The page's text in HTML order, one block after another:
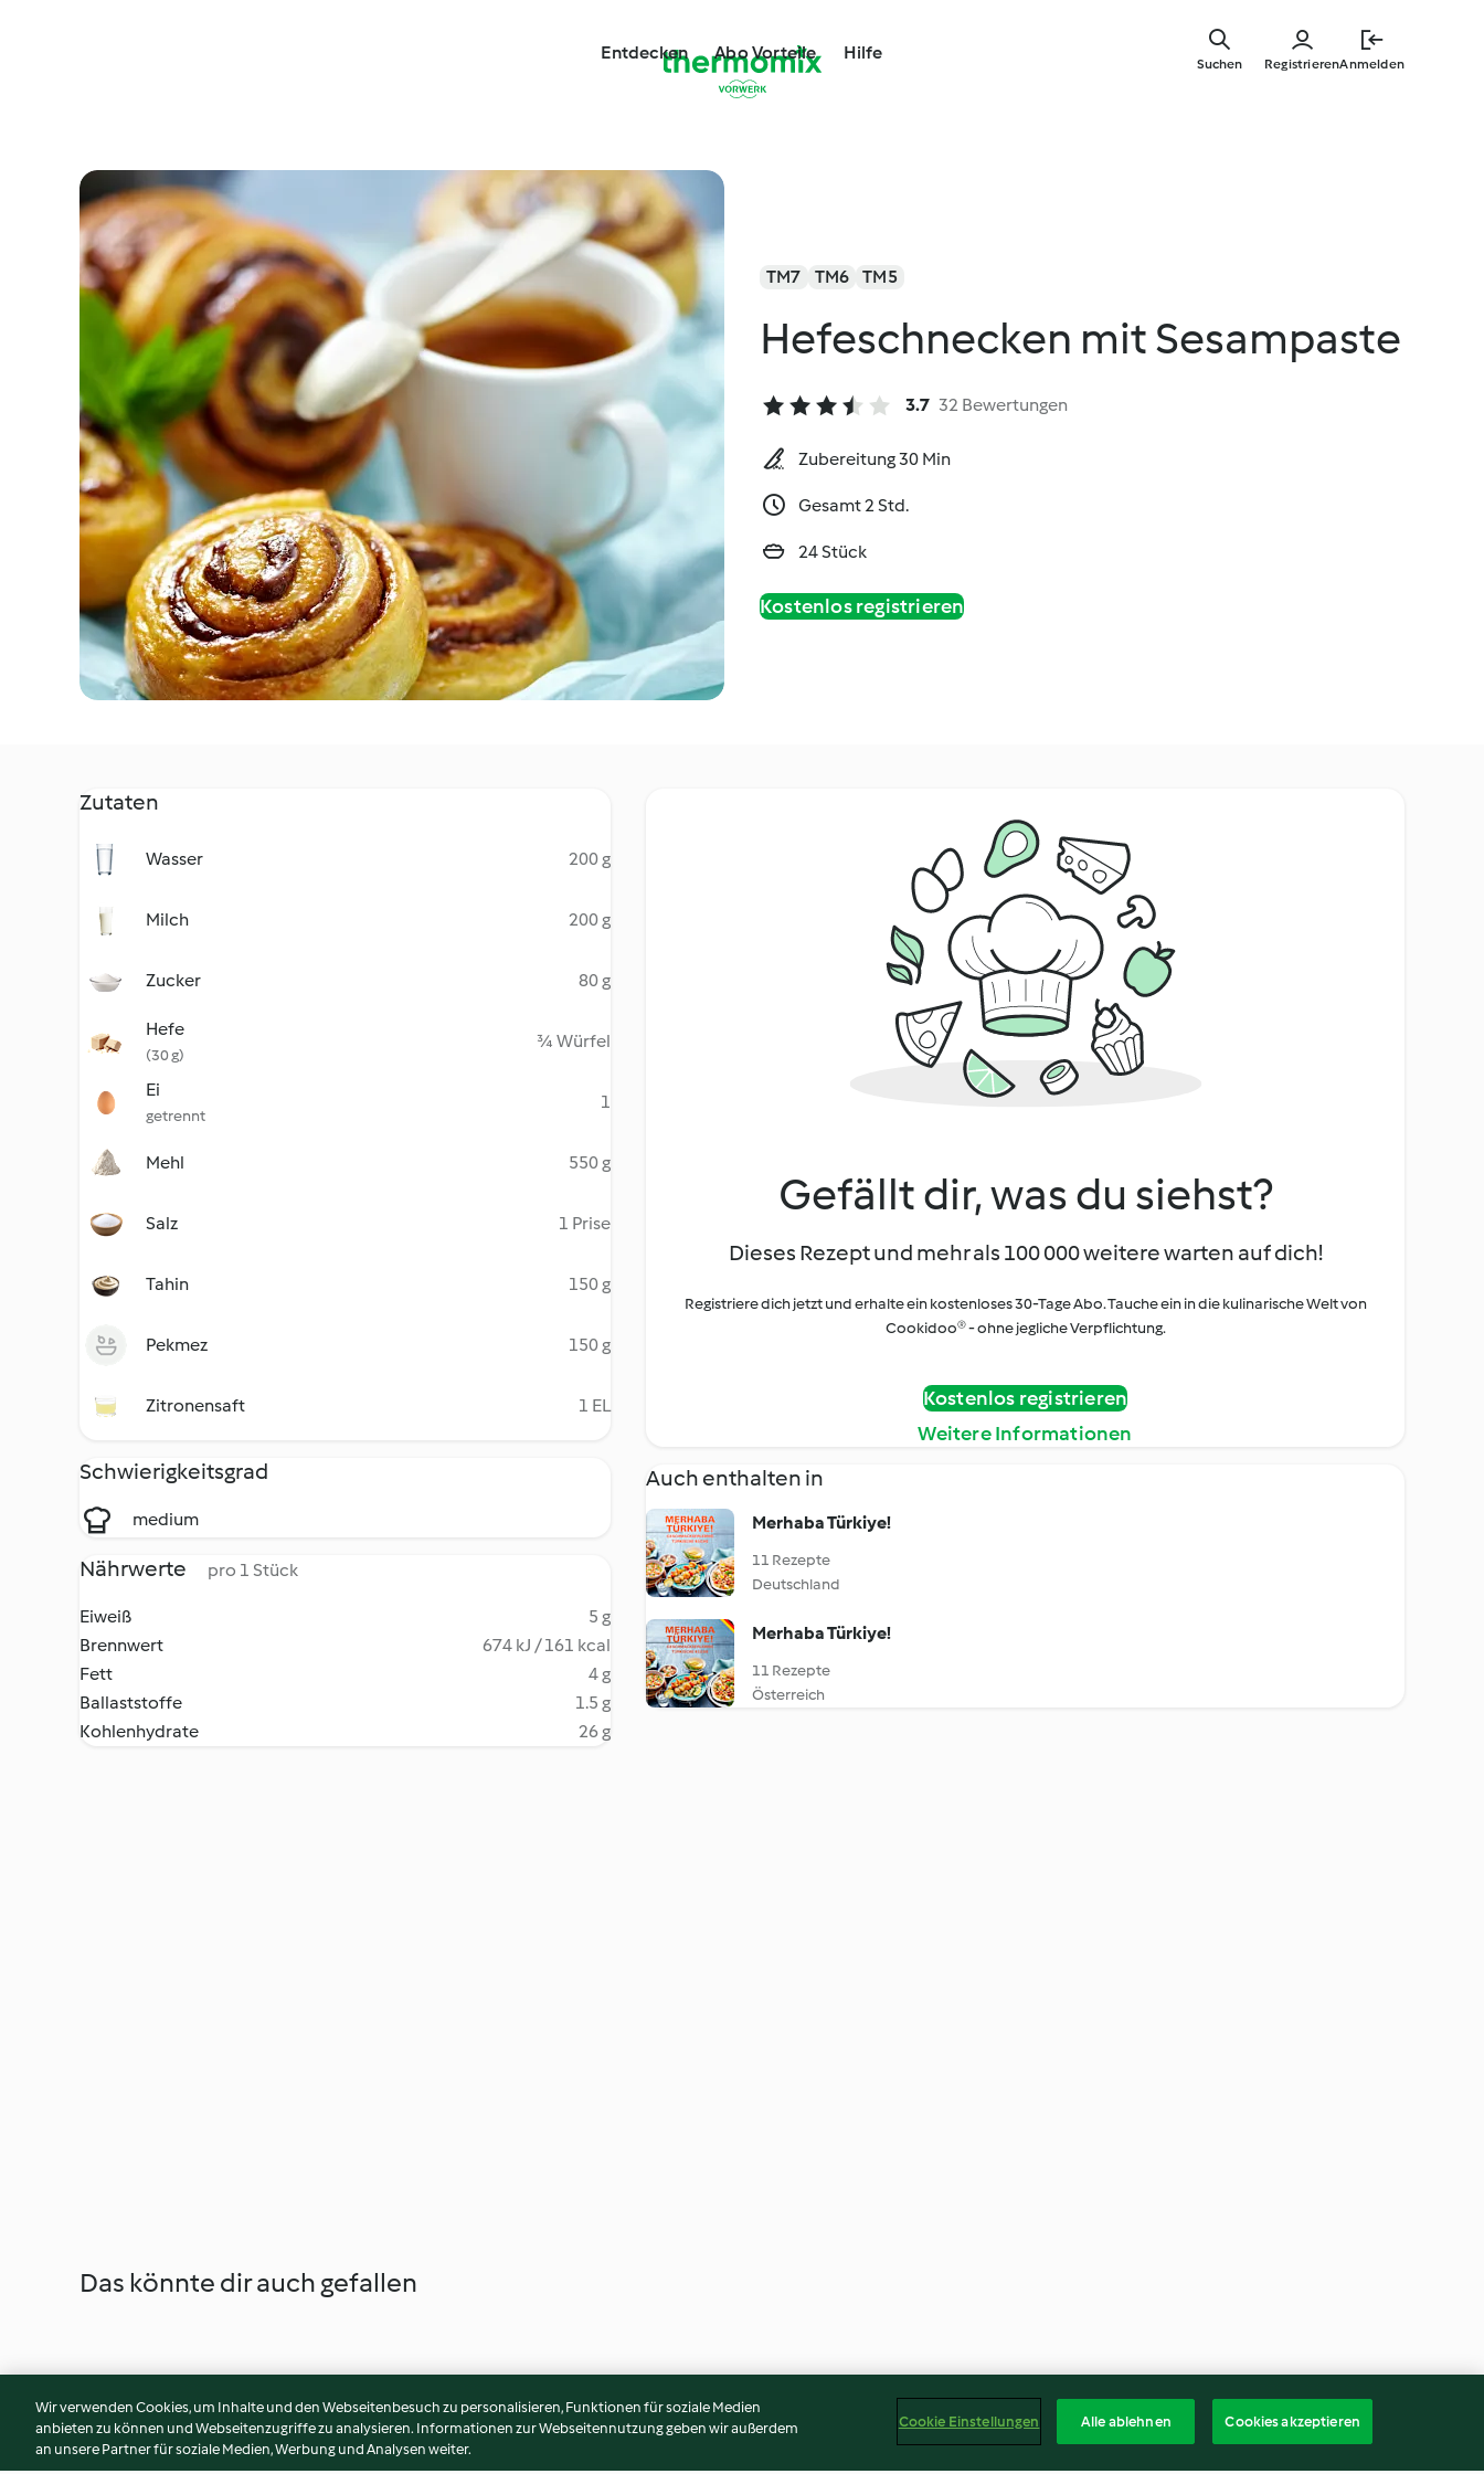
Entdecken Abo Vorteile Hilfe
RegistrierenAnmelden
Suchen
TM7 TM6 TM5
Hefeschnecken mit Sesampaste
3.7 32 Bewertungen
Zubereitung 30 Min
Gesamt 2 Std.
24 Stück
Kostenlos registrieren
Zutaten
Wasser 200 g
Milch 200 g
Zucker 80 g
Hefe
(30 g)
¾ Würfel
Ei
getrennt
1
Mehl 550 g
Salz 1 Prise
Tahin 150 g
Pekmez 150 g
Zitronensaft 1 EL
Schwierigkeitsgrad
medium
Nährwerte pro 1 Stück
Eiweiß
5 g
Brennwert
674 kJ / 161 kcal
Fett
4 g
Ballaststoffe
1.5 g
Kohlenhydrate
26 g
Gefällt dir, was du siehst?
Dieses Rezept und mehr als 100 000 weitere warten auf dich!
Registriere dich jetzt und erhalte ein kostenloses 30-Tage Abo. Tauche ein in die kulinarische Welt von
Cookidoo® - ohne jegliche Verpflichtung.
Kostenlos registrieren
Weitere Informationen
Auch enthalten in
Merhaba Türkiye!
11 Rezepte
Deutschland
Merhaba Türkiye!
11 Rezepte
Österreich
Das könnte dir auch gefallen
Wir verwenden Cookies, um Inhalte und den Webseitenbesuch zu personalisieren, Funktionen für soziale Medien
anbieten zu können und Webseitenzugriffe zu analysieren. Informationen zur Webseitennutzung geben wir außerdem
an unsere Partner für soziale Medien, Werbung und Analysen weiter.
Cookie Einstellungen Alle ablehnen Cookies akzeptieren